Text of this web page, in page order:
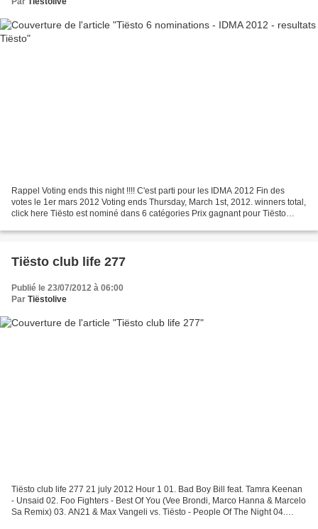
Rappel Voting ends this night !!!! C'est parti pour les IDMA 2012 Fin des
votes le 1er mars 2012 Voting ends Thursday, March 1st, 2012. winners total,
click here Tiësto est nominé dans 6 catégories Prix gagnant pour Tiësto
Tiësto club life 277
Publié le 23/07/2012 à 06:00
Par Tiëstolive
Tiësto club life 277 21 july 2012 Hour 1 01. Bad Boy Bill feat. Tamra Keenan
- Unsaid 02. Foo Fighters - Best Of You (Vee Brondi, Marco Hanna & Marcelo
Sa Remix) 03. AN21 & Max Vangeli vs. Tiësto - People Of The Night 04.